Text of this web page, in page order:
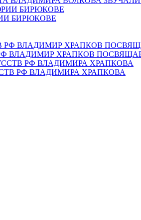
БИРЮКОВЕ
ВЛАДИМИР ХРАПКОВ
РФ ВЛАДИМИРА ХРАПКОВА